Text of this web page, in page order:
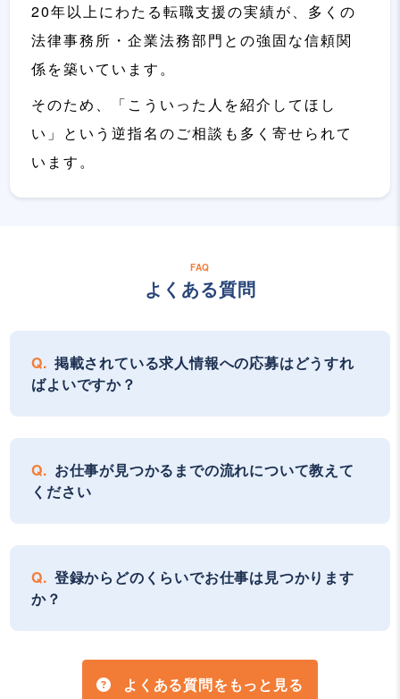
20年以上にわたる転職支援の実績が、多くの
法律事務所・企業法務部門との強固な信頼関
係を築いています。
そのため、「こういった人を紹介してほし
い」という逆指名のご相談も多く寄せられて
います。
FAQ
よくある質問
掲載されている求人情報への応募はどうすれ
ばよいですか？
お仕事が見つかるまでの流れについて教えて
ください
登録からどのくらいでお仕事は見つかります
か？
よくある質問をもっと見る